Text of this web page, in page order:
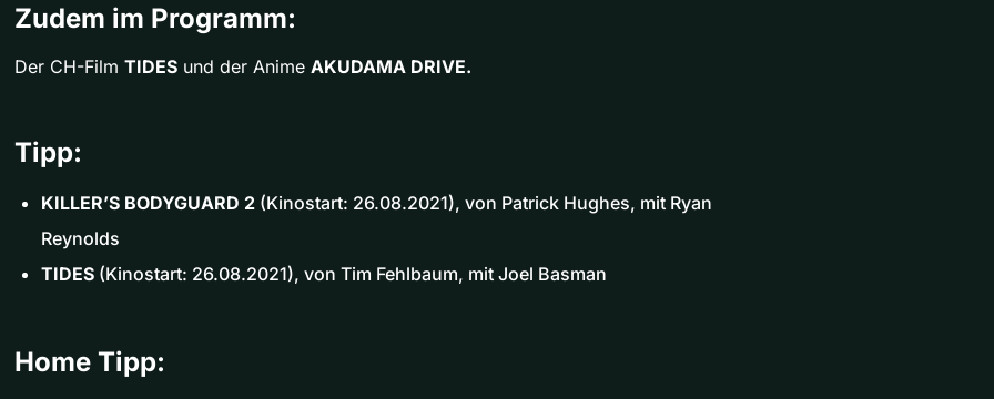
Zudem im Programm:
Der CH-Film TIDES und der Anime AKUDAMA DRIVE.
Tipp:
KILLER’S BODYGUARD 2 (Kinostart: 26.08.2021), von Patrick Hughes, mit Ryan
Reynolds
TIDES (Kinostart: 26.08.2021), von Tim Fehlbaum, mit Joel Basman
Home Tipp: